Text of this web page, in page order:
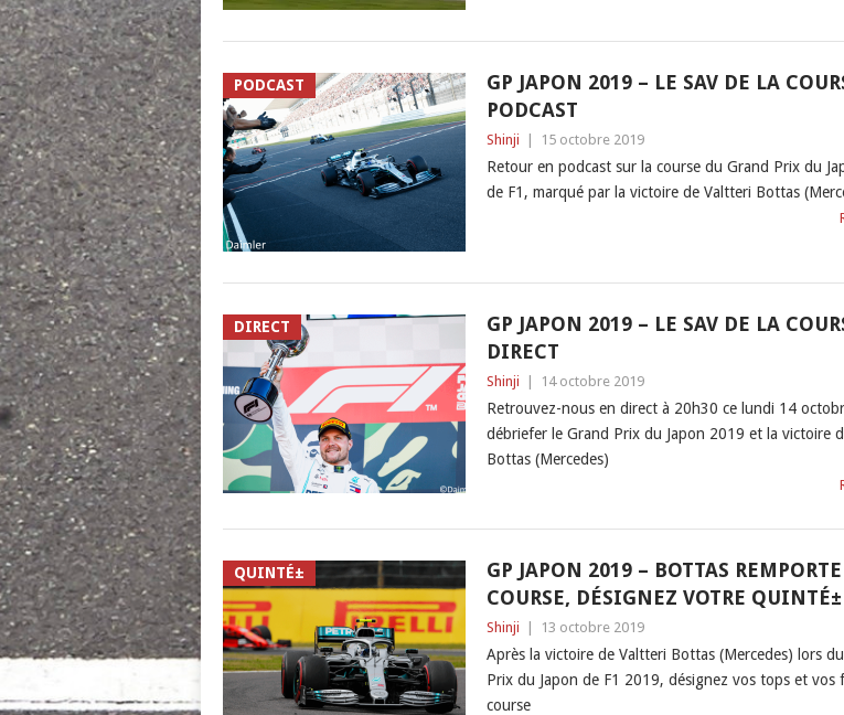
PODCAST
GP JAPON 2019 – LE SAV DE LA
PODCAST
Shinji 15 octobre 2019
Retour en podcast sur la course du Grand Prix du
de F1, marqué par la victoire de Valtteri Bottas
DIRECT
GP JAPON 2019 – LE SAV DE LA
DIRECT
Shinji 14 octobre 2019
Retrouvez-nous en direct à 20h30 ce lundi 14
débriefer le Grand Prix du Japon 2019 et la victoire
Bottas (Mercedes)
QUINTÉ±
GP JAPON 2019 – BOTTAS
COURSE, DÉSIGNEZ VOTRE QUINTÉ±
Shinji 13 octobre 2019
Après la victoire de Valtteri Bottas (Mercedes) lors
Prix du Japon de F1 2019, désignez vos tops et vos
course